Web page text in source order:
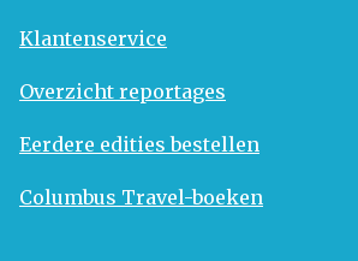
Klantenservice
Overzicht reportages
Eerdere edities bestellen
Columbus Travel-boeken